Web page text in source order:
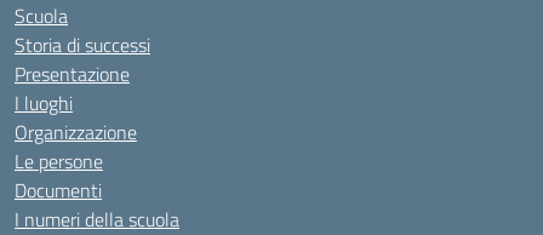
Scuola
Storia di successi
Presentazione
I luoghi
Organizzazione
Le persone
Documenti
I numeri della scuola